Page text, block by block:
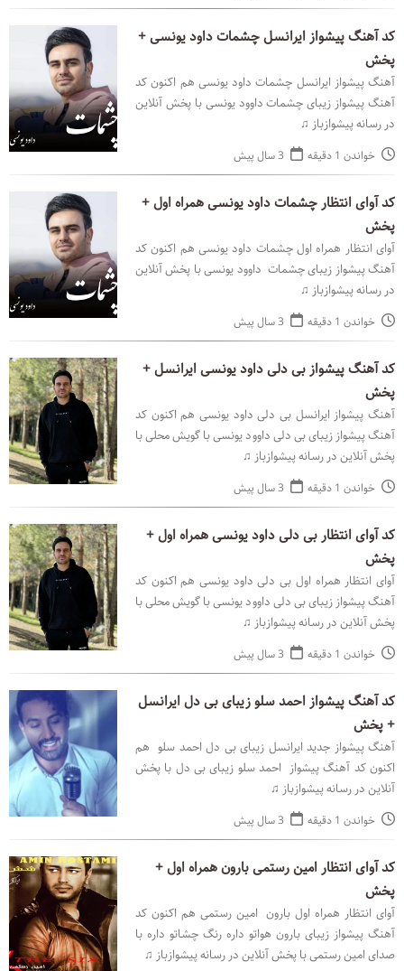
کد آهنگ پیشواز ایرانسل چشمات داود یونسی +
پخش
آهنگ پیشواز ایرانسل چشمات داود یونسی هم اکنون کد
آهنگ پیشواز زیبای چشمات داوود یونسی با پخش آنلاین
در رسانه پیشوازباز ♫
خواندن 1 دقیقه 3 سال پیش
کد آوای انتظار چشمات داود یونسی همراه اول +
پخش
آوای انتظار همراه اول چشمات داود یونسی هم اکنون کد
آهنگ پیشواز زیبای چشمات داوود یونسی با پخش آنلاین
در رسانه پیشوازباز ♫
خواندن 1 دقیقه 3 سال پیش
کد آهنگ پیشواز بی دلی داود یونسی ایرانسل +
پخش
آهنگ پیشواز ایرانسل بی دلی داود یونسی هم اکنون کد
آهنگ پیشواز زیبای بی دلی داوود یونسی با گویش محلی با
پخش آنلاین در رسانه پیشوازباز ♫
خواندن 1 دقیقه 3 سال پیش
کد آوای انتظار بی دلی داود یونسی همراه اول +
پخش
آوای انتظار همراه اول بی دلی داود یونسی هم اکنون کد
آهنگ پیشواز زیبای بی دلی داوود یونسی با گویش محلی با
پخش آنلاین در رسانه پیشوازباز ♫
خواندن 1 دقیقه 3 سال پیش
کد آهنگ پیشواز احمد سلو زیبای بی دل ایرانسل
+ پخش
آهنگ پیشواز جدید ایرانسل زیبای بی دل احمد سلو هم
اکنون کد آهنگ پیشواز احمد سلو زیبای بی دل با پخش
آنلاین در رسانه پیشوازباز ♫
خواندن 1 دقیقه 3 سال پیش
کد آوای انتظار امین رستمی بارون همراه اول +
پخش
آوای انتظار همراه اول بارون امین رستمی هم اکنون کد
آهنگ پیشواز زیبای بارون هواتو داره رنگ چشاتو داره با
صدای امین رستمی با پخش آنلاین در رسانه پیشوازباز ♫